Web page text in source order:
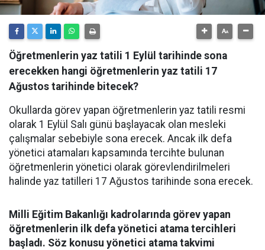
Öğretmenlerin yaz tatili 1 Eylül tarihinde sona
erecekken hangi öğretmenlerin yaz tatili 17
Ağustos tarihinde bitecek?
Okullarda görev yapan öğretmenlerin yaz tatili resmi
olarak 1 Eylül Salı günü başlayacak olan mesleki
çalışmalar sebebiyle sona erecek. Ancak ilk defa
yönetici atamaları kapsamında tercihte bulunan
öğretmenlerin yönetici olarak görevlendirilmeleri
halinde yaz tatilleri 17 Ağustos tarihinde sona erecek.
Milli Eğitim Bakanlığı kadrolarında görev yapan
öğretmenlerin ilk defa yönetici atama tercihleri
başladı. Söz konusu yönetici atama takvimi